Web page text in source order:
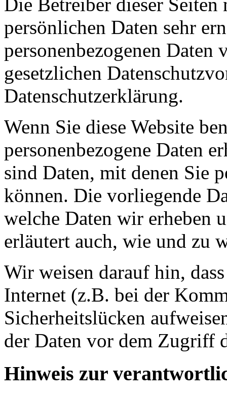
Die Betreiber dieser Seiten
persönlichen Daten sehr
personenbezogenen Daten
gesetzlichen
Datenschutzerklärung.
Wenn Sie diese Website
personenbezogene Daten
sind Daten, mit denen Sie
können. Die vorliegende
welche Daten wir erheben
erläutert auch, wie und zu
Wir weisen darauf hin,
Internet (z.B. bei der
Sicherheitslücken
der Daten vor dem Zugriff
Hinweis zur